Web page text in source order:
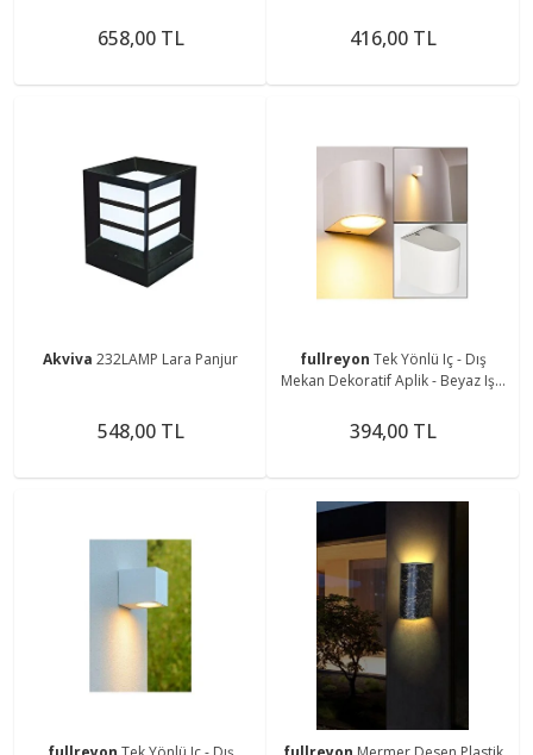
658,00 TL 416,00 TL
Akviva 232LAMP Lara Panjur
548,00 TL
fullreyon Tek Yönlü Iç - Dış
Mekan Dekoratif Aplik - Beyaz Işık
394,00 TL